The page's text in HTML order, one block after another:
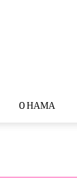
O НАМА